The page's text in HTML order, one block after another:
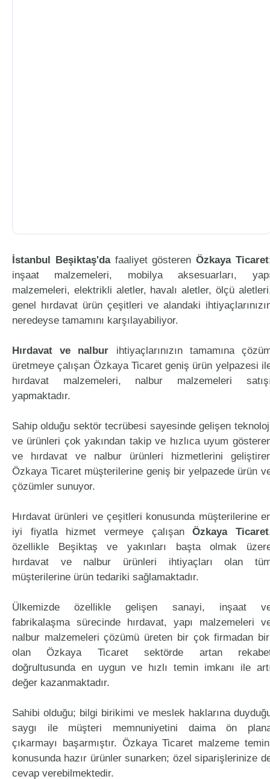
İstanbul Beşiktaş'dafaaliyet gösterenÖzkaya Ticaret
inşaat malzemeleri, mobilya aksesuarları,
malzemeleri, elektrikli aletler, havalı aletler, ölçü
genel hırdavat ürün çeşitleri ve alandaki
neredeyse tamamını karşılayabiliyor.
Hırdavat ve nalbur ihtiyaçlarınızın tamamına
üretmeye çalışan Özkaya Ticaret geniş ürün yelpazesi
hırdavat malzemeleri, nalbur malzemeleri
yapmaktadır.
Sahip olduğu sektör tecrübesi sayesinde gelişen
ve ürünleri çok yakından takip ve hızlıca uyum
ve hırdavat ve nalbur ürünleri hizmetlerini
Özkaya Ticaret müşterilerine geniş bir yelpazede ürün
çözümler sunuyor.
Hırdavat ürünleri ve çeşitleri konusunda müşterilerine
iyi fiyatla hizmet vermeye çalışanÖzkaya Ticaret
özellikle Beşiktaş ve yakınları başta olmak
hırdavat ve nalbur ürünleri ihtiyaçları olan
müşterilerine ürün tedariki sağlamaktadır.
Ülkemizde özellikle gelişen sanayi, inşaat
fabrikalaşma sürecinde hırdavat, yapı malzemeleri
nalbur malzemeleri çözümü üreten bir çok firmadan
olan Özkaya Ticaret sektörde artan
doğrultusunda en uygun ve hızlı temin imkanı ile
değer kazanmaktadır.
Sahibi olduğu; bilgi birikimi ve meslek haklarına
saygı ile müşteri memnuniyetini daima ön
çıkarmayı başarmıştır. Özkaya Ticaret malzeme
konusunda hazır ürünler sunarken; özel siparişlerinize
cevap verebilmektedir.